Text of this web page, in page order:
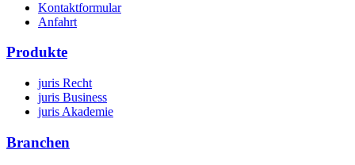
Kontaktformular
Anfahrt
Produkte
juris Recht
juris Business
juris Akademie
Branchen